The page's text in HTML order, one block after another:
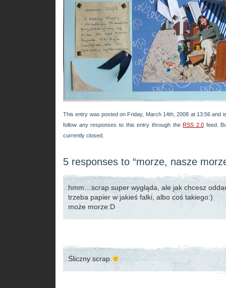
This entry was posted on Friday, March 14th, 2008 at 13:56 and
follow any responses to this entry through the RSS 2.0 feed.
currently closed.
5 responses to “morze, nasze
hmm…scrap super wygląda, ale jak chcesz
trzeba papier w jakieś falki, albo coś takiego:)
może morze:D
Śliczny scrap